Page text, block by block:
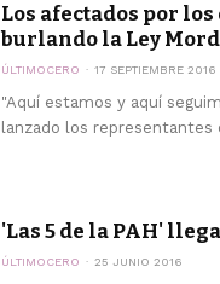
Los afectados por
burlando la Ley
ÚLTIMOCERO 17 SEPTIEMBRE 2016
"Aquí estamos y aquí
lanzado los representantes
'Las 5 de la PAH'
ÚLTIMOCERO 25 JUNIO 2016